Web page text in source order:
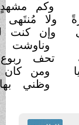
تجلَّى مضارعا
للقوم خالعا
والويل زارعا
ربَىً.. ومرابعا
وافاك لاذعا
قبلك بائعا
رابعا